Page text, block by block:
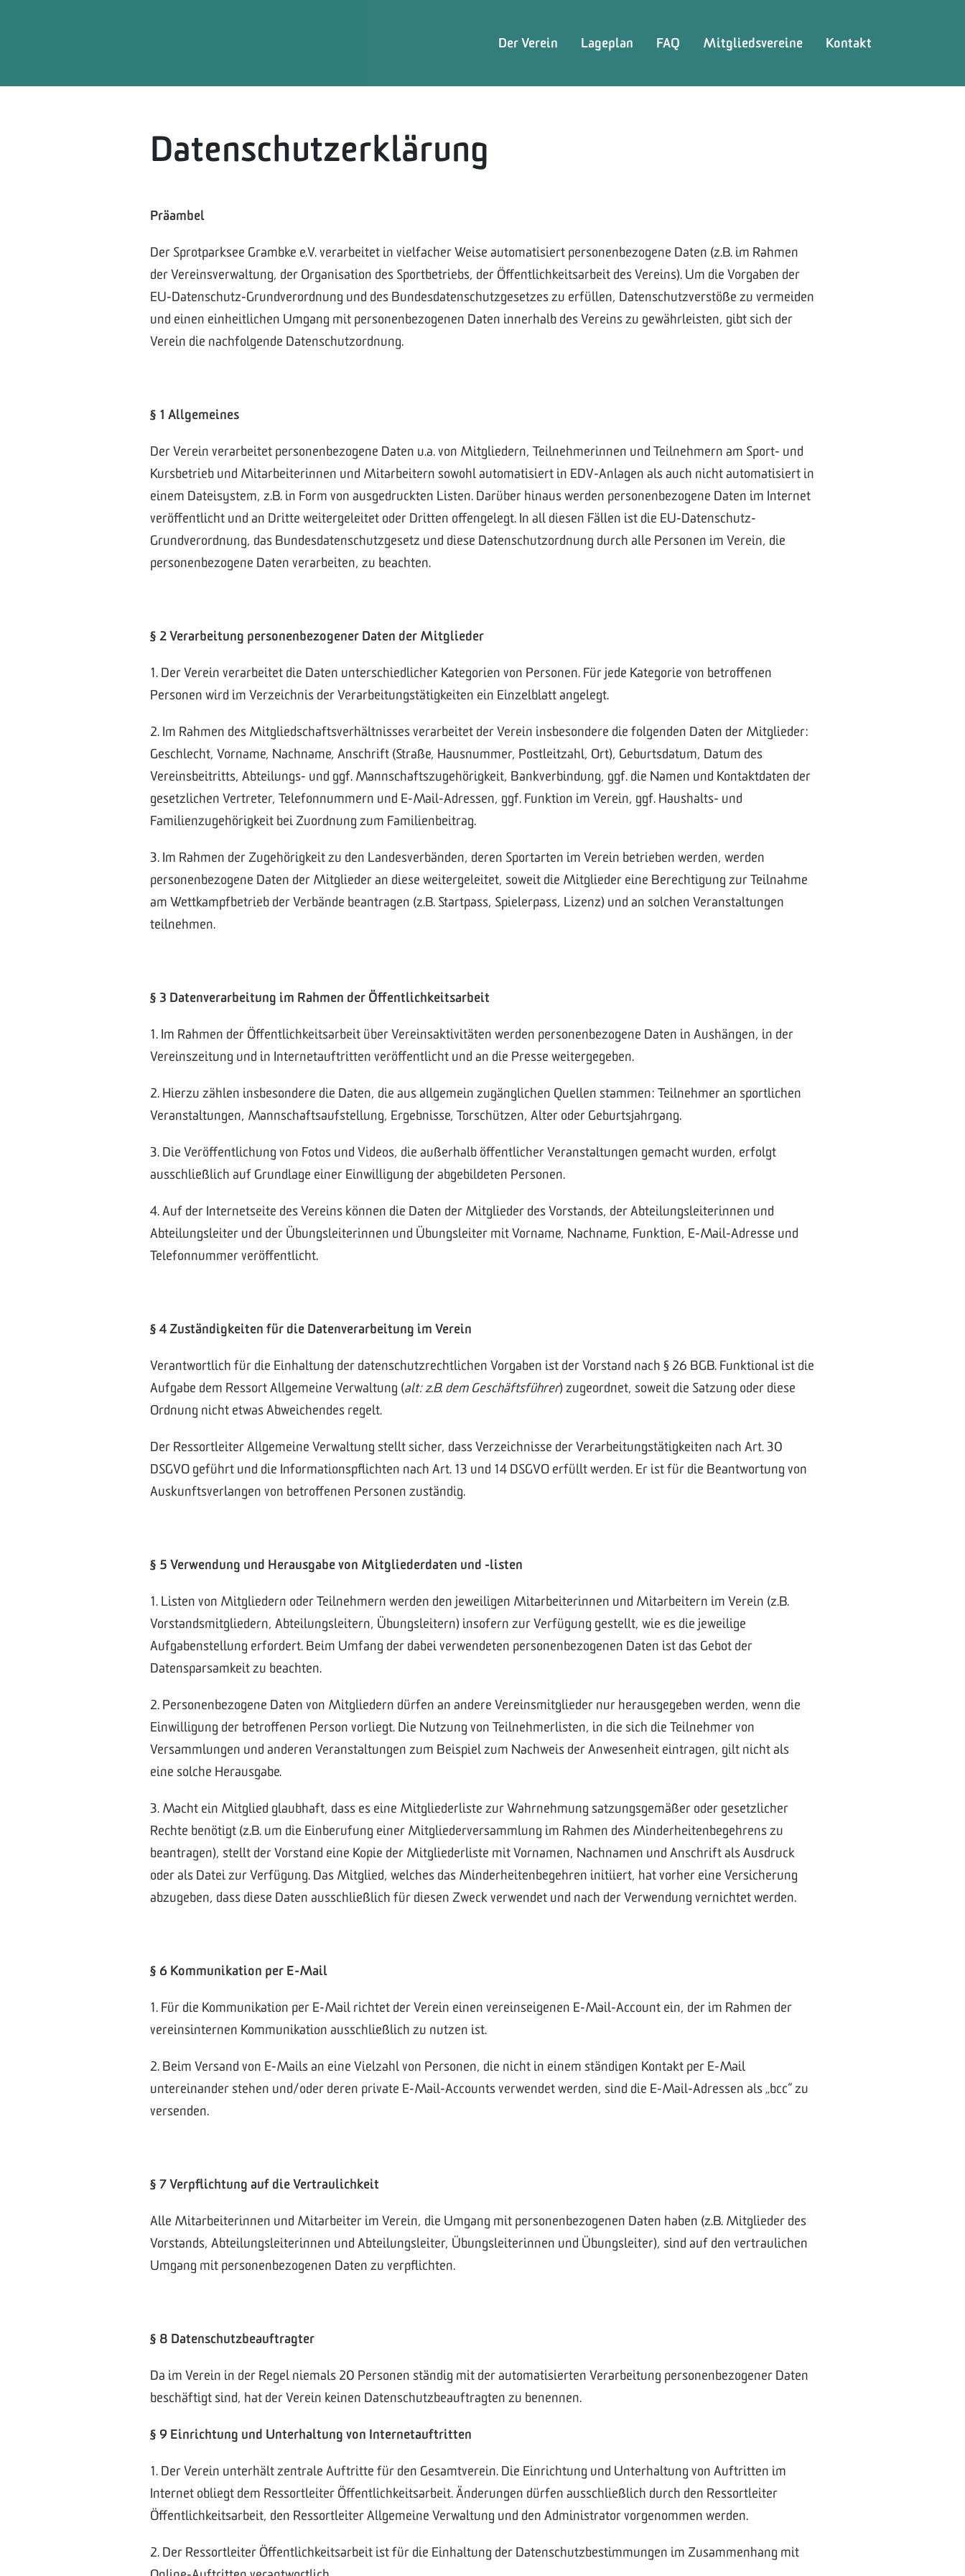
Der Verein Lageplan FAQ Mitgliedsvereine Kontakt
Datenschutzerklärung
Präambel
Der Sprotparksee Grambke e.V. verarbeitet in vielfacher Weise automatisiert personenbezogene Daten (z.B. im Rahmen
der Vereinsverwaltung, der Organisation des Sportbetriebs, der Öffentlichkeitsarbeit des Vereins). Um die Vorgaben der
EU-Datenschutz-Grundverordnung und des Bundesdatenschutzgesetzes zu erfüllen, Datenschutzverstöße zu vermeiden
und einen einheitlichen Umgang mit personenbezogenen Daten innerhalb des Vereins zu gewährleisten, gibt sich der
Verein die nachfolgende Datenschutzordnung.
§ 1 Allgemeines
Der Verein verarbeitet personenbezogene Daten u.a. von Mitgliedern, Teilnehmerinnen und Teilnehmern am Sport- und
Kursbetrieb und Mitarbeiterinnen und Mitarbeitern sowohl automatisiert in EDV-Anlagen als auch nicht automatisiert in
einem Dateisystem, z.B. in Form von ausgedruckten Listen. Darüber hinaus werden personenbezogene Daten im Internet
veröffentlicht und an Dritte weitergeleitet oder Dritten offengelegt. In all diesen Fällen ist die EU-Datenschutz-
Grundverordnung, das Bundesdatenschutzgesetz und diese Datenschutzordnung durch alle Personen im Verein, die
personenbezogene Daten verarbeiten, zu beachten.
§ 2 Verarbeitung personenbezogener Daten der Mitglieder
1. Der Verein verarbeitet die Daten unterschiedlicher Kategorien von Personen. Für jede Kategorie von betroffenen
Personen wird im Verzeichnis der Verarbeitungstätigkeiten ein Einzelblatt angelegt.
2. Im Rahmen des Mitgliedschaftsverhältnisses verarbeitet der Verein insbesondere die folgenden Daten der Mitglieder:
Geschlecht, Vorname, Nachname, Anschrift (Straße, Hausnummer, Postleitzahl, Ort), Geburtsdatum, Datum des
Vereinsbeitritts, Abteilungs- und ggf. Mannschaftszugehörigkeit, Bankverbindung, ggf. die Namen und Kontaktdaten der
gesetzlichen Vertreter, Telefonnummern und E-Mail-Adressen, ggf. Funktion im Verein, ggf. Haushalts- und
Familienzugehörigkeit bei Zuordnung zum Familienbeitrag.
3. Im Rahmen der Zugehörigkeit zu den Landesverbänden, deren Sportarten im Verein betrieben werden, werden
personenbezogene Daten der Mitglieder an diese weitergeleitet, soweit die Mitglieder eine Berechtigung zur Teilnahme
am Wettkampfbetrieb der Verbände beantragen (z.B. Startpass, Spielerpass, Lizenz) und an solchen Veranstaltungen
teilnehmen.
§ 3 Datenverarbeitung im Rahmen der Öffentlichkeitsarbeit
1. Im Rahmen der Öffentlichkeitsarbeit über Vereinsaktivitäten werden personenbezogene Daten in Aushängen, in der
Vereinszeitung und in Internetauftritten veröffentlicht und an die Presse weitergegeben.
2. Hierzu zählen insbesondere die Daten, die aus allgemein zugänglichen Quellen stammen: Teilnehmer an sportlichen
Veranstaltungen, Mannschaftsaufstellung, Ergebnisse, Torschützen, Alter oder Geburtsjahrgang.
3. Die Veröffentlichung von Fotos und Videos, die außerhalb öffentlicher Veranstaltungen gemacht wurden, erfolgt
ausschließlich auf Grundlage einer Einwilligung der abgebildeten Personen.
4. Auf der Internetseite des Vereins können die Daten der Mitglieder des Vorstands, der Abteilungsleiterinnen und
Abteilungsleiter und der Übungsleiterinnen und Übungsleiter mit Vorname, Nachname, Funktion, E-Mail-Adresse und
Telefonnummer veröffentlicht.
§ 4 Zuständigkeiten für die Datenverarbeitung im Verein
Verantwortlich für die Einhaltung der datenschutzrechtlichen Vorgaben ist der Vorstand nach § 26 BGB. Funktional ist die
Aufgabe dem Ressort Allgemeine Verwaltung (alt: z.B. dem Geschäftsführer) zugeordnet, soweit die Satzung oder diese
Ordnung nicht etwas Abweichendes regelt.
Der Ressortleiter Allgemeine Verwaltung stellt sicher, dass Verzeichnisse der Verarbeitungstätigkeiten nach Art. 30
DSGVO geführt und die Informationspflichten nach Art. 13 und 14 DSGVO erfüllt werden. Er ist für die Beantwortung von
Auskunftsverlangen von betroffenen Personen zuständig.
§ 5 Verwendung und Herausgabe von Mitgliederdaten und -listen
1. Listen von Mitgliedern oder Teilnehmern werden den jeweiligen Mitarbeiterinnen und Mitarbeitern im Verein (z.B.
Vorstandsmitgliedern, Abteilungsleitern, Übungsleitern) insofern zur Verfügung gestellt, wie es die jeweilige
Aufgabenstellung erfordert. Beim Umfang der dabei verwendeten personenbezogenen Daten ist das Gebot der
Datensparsamkeit zu beachten.
2. Personenbezogene Daten von Mitgliedern dürfen an andere Vereinsmitglieder nur herausgegeben werden, wenn die
Einwilligung der betroffenen Person vorliegt. Die Nutzung von Teilnehmerlisten, in die sich die Teilnehmer von
Versammlungen und anderen Veranstaltungen zum Beispiel zum Nachweis der Anwesenheit eintragen, gilt nicht als
eine solche Herausgabe.
3. Macht ein Mitglied glaubhaft, dass es eine Mitgliederliste zur Wahrnehmung satzungsgemäßer oder gesetzlicher
Rechte benötigt (z.B. um die Einberufung einer Mitgliederversammlung im Rahmen des Minderheitenbegehrens zu
beantragen), stellt der Vorstand eine Kopie der Mitgliederliste mit Vornamen, Nachnamen und Anschrift als Ausdruck
oder als Datei zur Verfügung. Das Mitglied, welches das Minderheitenbegehren initiiert, hat vorher eine Versicherung
abzugeben, dass diese Daten ausschließlich für diesen Zweck verwendet und nach der Verwendung vernichtet werden.
§ 6 Kommunikation per E-Mail
1. Für die Kommunikation per E-Mail richtet der Verein einen vereinseigenen E-Mail-Account ein, der im Rahmen der
vereinsinternen Kommunikation ausschließlich zu nutzen ist.
2. Beim Versand von E-Mails an eine Vielzahl von Personen, die nicht in einem ständigen Kontakt per E-Mail
untereinander stehen und/oder deren private E-Mail-Accounts verwendet werden, sind die E-Mail-Adressen als „bcc“ zu
versenden.
§ 7 Verpflichtung auf die Vertraulichkeit
Alle Mitarbeiterinnen und Mitarbeiter im Verein, die Umgang mit personenbezogenen Daten haben (z.B. Mitglieder des
Vorstands, Abteilungsleiterinnen und Abteilungsleiter, Übungsleiterinnen und Übungsleiter), sind auf den vertraulichen
Umgang mit personenbezogenen Daten zu verpflichten.
§ 8 Datenschutzbeauftragter
Da im Verein in der Regel niemals 20 Personen ständig mit der automatisierten Verarbeitung personenbezogener Daten
beschäftigt sind, hat der Verein keinen Datenschutzbeauftragten zu benennen.
§ 9 Einrichtung und Unterhaltung von Internetauftritten
1. Der Verein unterhält zentrale Auftritte für den Gesamtverein. Die Einrichtung und Unterhaltung von Auftritten im
Internet obliegt dem Ressortleiter Öffentlichkeitsarbeit. Änderungen dürfen ausschließlich durch den Ressortleiter
Öffentlichkeitsarbeit, den Ressortleiter Allgemeine Verwaltung und den Administrator vorgenommen werden.
2. Der Ressortleiter Öffentlichkeitsarbeit ist für die Einhaltung der Datenschutzbestimmungen im Zusammenhang mit